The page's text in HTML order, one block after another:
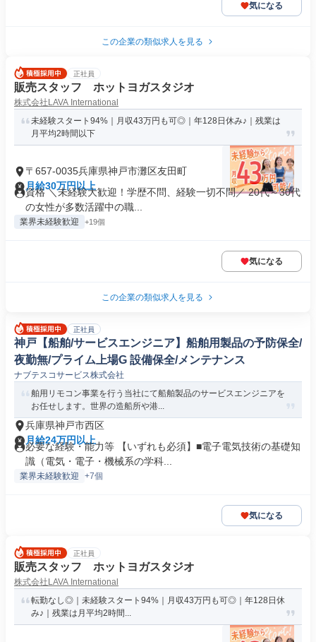
気になる
この企業の類似求人を見る
正社員
販売スタッフ ホットヨガスタジオ
株式会社LAVA International
未経験スタート94%｜月収43万円も可◎｜年128日休み♪｜残業は
月平均2時間以下
〒657-0035兵庫県神戸市灘区友田町
月給30万円以上
資格 ＼未経験大歓迎！学歴不問、経験一切不問／ 20代～30代
の女性が多数活躍中の職...
業界未経験歓迎 +19個
気になる
この企業の類似求人を見る
正社員
神戸【船舶/サービスエンジニア】船舶用製品の予防保全/
夜勤無/プライム上場G 設備保全/メンテナンス
ナブテスコサービス株式会社
舶用リモコン事業を行う当社にて船舶製品のサービスエンジニアを
お任せします。世界の造船所や港...
兵庫県神戸市西区
月給24万円以上
必要な経験・能力等 【いずれも必須】■電子電気技術の基礎知
識（電気・電子・機械系の学科...
業界未経験歓迎 +7個
気になる
正社員
販売スタッフ ホットヨガスタジオ
株式会社LAVA International
転勤なし◎｜未経験スタート94%｜月収43万円も可◎｜年128日休
み♪｜残業は月平均2時間...